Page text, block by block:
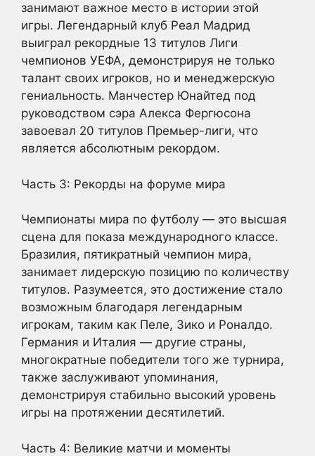
занимают важное место в истории этой
игры. Легендарный клуб Реал Мадрид
выиграл рекордные 13 титулов Лиги
чемпионов УЕФА, демонстрируя не только
талант своих игроков, но и менеджерскую
гениальность. Манчестер Юнайтед под
руководством сэра Алекса Фергюсона
завоевал 20 титулов Премьер-лиги, что
является абсолютным рекордом.
Часть 3: Рекорды на форуме мира
Чемпионаты мира по футболу — это высшая
сцена для показа международного классе.
Бразилия, пятикратный чемпион мира,
занимает лидерскую позицию по количеству
титулов. Разумеется, это достижение стало
возможным благодаря легендарным
игрокам, таким как Пеле, Зико и Роналдо.
Германия и Италия — другие страны,
многократные победители того же турнира,
также заслуживают упоминания,
демонстрируя стабильно высокий уровень
игры на протяжении десятилетий.
Часть 4: Великие матчи и моменты